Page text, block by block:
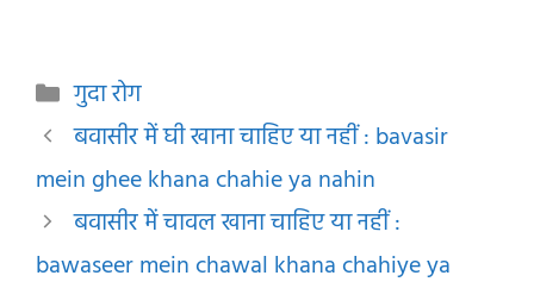
Categories
गुदा रोग
बवासीर में घी खाना चाहिए या नहीं : bavasir
mein ghee khana chahie ya nahin
बवासीर में चावल खाना चाहिए या नहीं :
bawaseer mein chawal khana chahiye ya